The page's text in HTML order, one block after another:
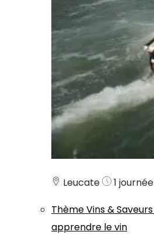
Leucate
1 journée
ThèmeVins & Saveurs
apprendre le vin